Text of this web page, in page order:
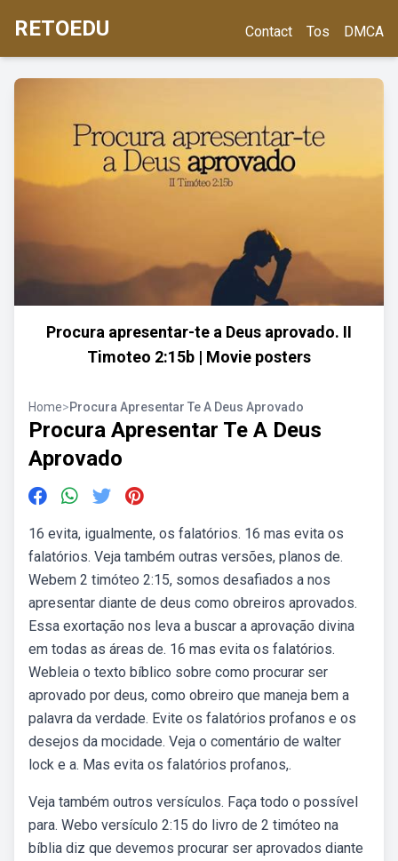
RETOEDU Contact Tos DMCA
Procura apresentar-te a Deus aprovado. II
Timoteo 2:15b | Movie posters
Home>Procura Apresentar Te A Deus Aprovado
Procura Apresentar Te A Deus
Aprovado
16 evita, igualmente, os falatórios. 16 mas evita os
falatórios. Veja também outras versões, planos de.
Webem 2 timóteo 2:15, somos desafiados a nos
apresentar diante de deus como obreiros aprovados.
Essa exortação nos leva a buscar a aprovação divina
em todas as áreas de. 16 mas evita os falatórios.
Webleia o texto bíblico sobre como procurar ser
aprovado por deus, como obreiro que maneja bem a
palavra da verdade. Evite os falatórios profanos e os
desejos da mocidade. Veja o comentário de walter
lock e a. Mas evita os falatórios profanos,.
Veja também outros versículos. Faça todo o possível
para. Webo versículo 2:15 do livro de 2 timóteo na
bíblia diz que devemos procurar ser aprovados diante